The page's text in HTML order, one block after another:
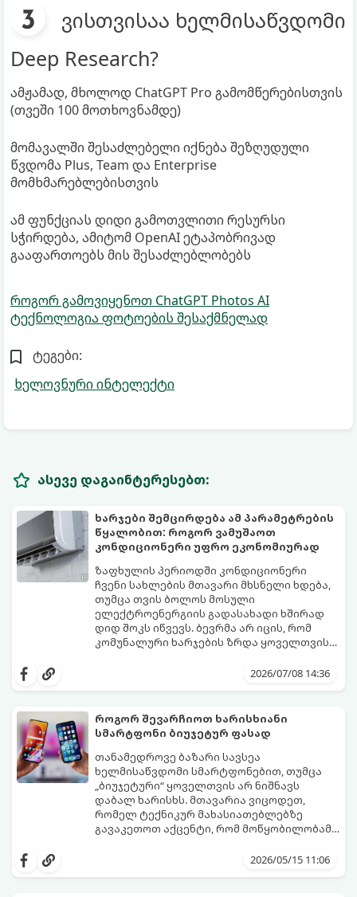
ვისთვისაა ხელმისაწვდომი
Deep Research?
ამჟამად, მხოლოდ ChatGPT Pro გამომწერებისთვის
(თვეში 100 მოთხოვნამდე)
მომავალში შესაძლებელი იქნება შეზღუდული
წვდომა Plus, Team და Enterprise
მომხმარებლებისთვის
ამ ფუნქციას დიდი გამოთვლითი რესურსი
სჭირდება, ამიტომ OpenAI ეტაპობრივად
გააფართოებს მის შესაძლებლობებს
როგორ გამოვიყენოთ ChatGPT Photos AI
ტექნოლოგია ფოტოების შესაქმნელად
ტეგები:
ხელოვნური ინტელექტი
ასევე დაგაინტერესებთ:
ხარჯები შემცირდება ამ პარამეტრების
წყალობით: როგორ ვამუშაოთ
კონდიციონერი უფრო ეკონომიურად
ზაფხულის პერიოდში კონდიციონერი
ჩვენი სახლების მთავარი მხსნელი ხდება,
თუმცა თვის ბოლოს მოსული
ელექტროენერგიის გადასახადი ხშირად
დიდ შოკს იწვევს. ბევრმა არ იცის, რომ
კომუნალური ხარჯების ზრდა ყოველთვის
მიზეზი მისი არასწორი ექსპლუატაცია და
პარამეტრი, რომლებიც დაგეხმარებათ
ბიუჯეტი.
გთავაზობთ ეკონომიური მუშაობის
მთავარ ხრიკებს:
2026/07/08 14:36
როგორ შევარჩიოთ ხარისხიანი
სმარტფონი ბიუჯეტურ ფასად
თანამედროვე ბაზარი სავსეა
ხელმისაწვდომი სმარტფონებით, თუმცა
„ბიუჯეტური“ ყოველთვის არ ნიშნავს
დაბალ ხარისხს. მთავარია ვიცოდეთ,
რომელ ტექნიკურ მახასიათებლებზე
გავაკეთოთ აქცენტი, რომ მოწყობილობამ
2026/05/15 11:06